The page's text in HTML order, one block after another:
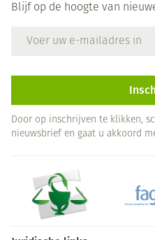
Blijf op de hoogte van
Door op inschrijven te klikken,
nieuwsbrief en gaat u akkoord